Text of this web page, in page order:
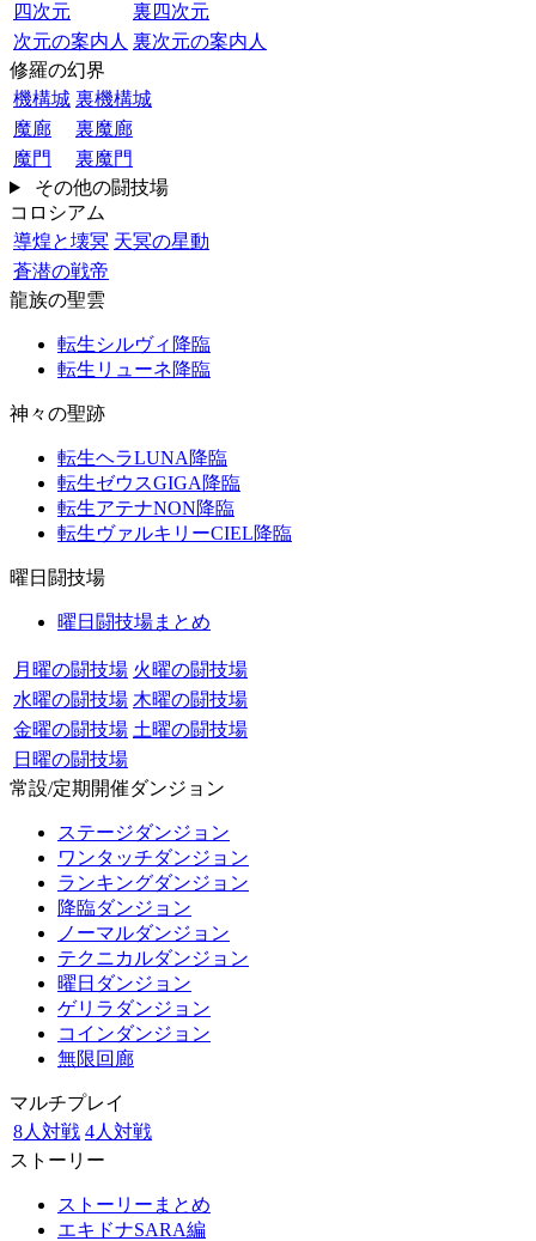
四次元
裏四次元
次元の案内人 裏次元の案内人
修羅の幻界
機構城 裏機構城
魔廊
裏魔廊
魔門
裏魔門
その他の闘技場
コロシアム
導煌と壊冥 天冥の星動
蒼潜の戦帝
龍族の聖雲
転生シルヴィ降臨
転生リューネ降臨
神々の聖跡
転生ヘラLUNA降臨
転生ゼウスGIGA降臨
転生アテナNON降臨
転生ヴァルキリーCIEL降臨
曜日闘技場
曜日闘技場まとめ
月曜の闘技場 火曜の闘技場
水曜の闘技場 木曜の闘技場
金曜の闘技場 土曜の闘技場
日曜の闘技場
常設/定期開催ダンジョン
ステージダンジョン
ワンタッチダンジョン
ランキングダンジョン
降臨ダンジョン
ノーマルダンジョン
テクニカルダンジョン
曜日ダンジョン
ゲリラダンジョン
コインダンジョン
無限回廊
マルチプレイ
8人対戦 4人対戦
ストーリー
ストーリーまとめ
エキドナSARA編